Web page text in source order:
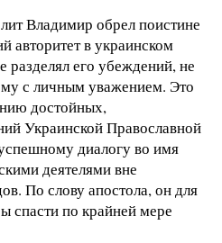
Владимир обрел поистине
авторитет в украинском
разделял его убеждений, не
с личным уважением. Это
достойных,
Украинской Православной
диалогу во имя
деятелями вне
По слову апостола, он для
спасти по крайней мере